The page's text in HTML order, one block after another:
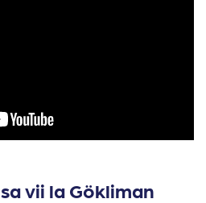
vii la Gökliman